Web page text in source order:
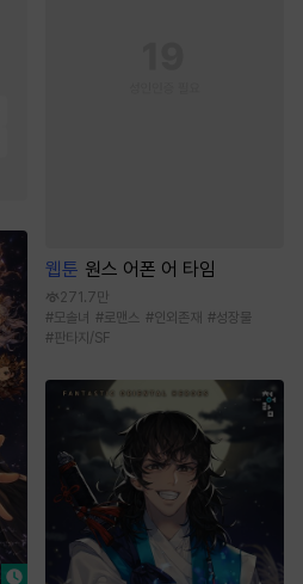
웹툰 원스 어폰 어 타임
271.7만
#모솔녀 #로맨스 #인외존재 #성장물
#판타지/SF